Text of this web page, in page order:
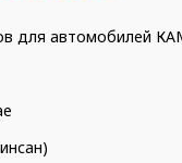
для автомобилей